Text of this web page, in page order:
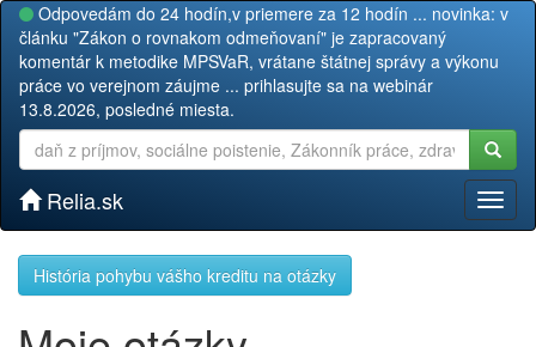
Odpovedám do 24 hodín,v priemere za 12 hodín ... novinka: v
článku "Zákon o rovnakom odmeňovaní" je zapracovaný
komentár k metodike MPSVaR, vrátane štátnej správy a výkonu
práce vo verejnom záujme ... prihlasujte sa na webinár
13.8.2026, posledné miesta.
Relia.sk
História pohybu vášho kreditu na otázky